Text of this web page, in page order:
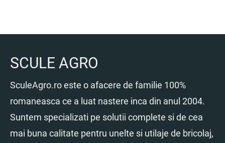
SCULE AGRO
SculeAgro.ro este o afacere de familie 100%
romaneasca ce a luat nastere inca din anul 2004.
Suntem specializati pe solutii complete si de cea
mai buna calitate pentru unelte si utilaje de bricolaj,